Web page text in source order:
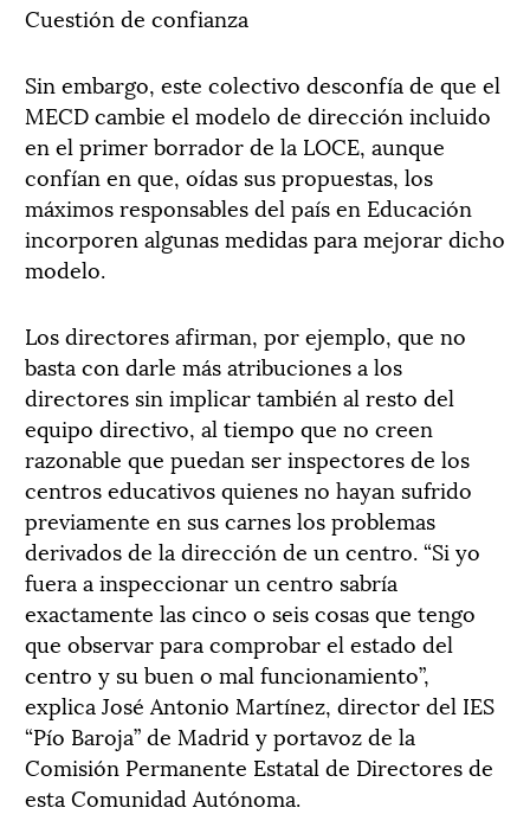
Cuestión de confianza
Sin embargo, este colectivo desconfía de que el
MECD cambie el modelo de dirección incluido
en el primer borrador de la LOCE, aunque
confían en que, oídas sus propuestas, los
máximos responsables del país en Educación
incorporen algunas medidas para mejorar dicho
modelo.
Los directores afirman, por ejemplo, que no
basta con darle más atribuciones a los
directores sin implicar también al resto del
equipo directivo, al tiempo que no creen
razonable que puedan ser inspectores de los
centros educativos quienes no hayan sufrido
previamente en sus carnes los problemas
derivados de la dirección de un centro. “Si yo
fuera a inspeccionar un centro sabría
exactamente las cinco o seis cosas que tengo
que observar para comprobar el estado del
centro y su buen o mal funcionamiento”,
explica José Antonio Martínez, director del IES
“Pío Baroja” de Madrid y portavoz de la
Comisión Permanente Estatal de Directores de
esta Comunidad Autónoma.